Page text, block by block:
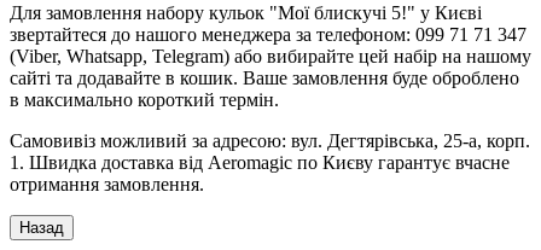
Для замовлення набору кульок "Мої блискучі 5!" у Києві
звертайтеся до нашого менеджера за телефоном: 099 71 71 347
(Viber, Whatsapp, Telegram) або вибирайте цей набір на нашому
сайті та додавайте в кошик. Ваше замовлення буде оброблено
в максимально короткий термін.
Самовивіз можливий за адресою: вул. Дегтярівська, 25-а, корп.
1. Швидка доставка від Aeromagic по Києву гарантує вчасне
отримання замовлення.